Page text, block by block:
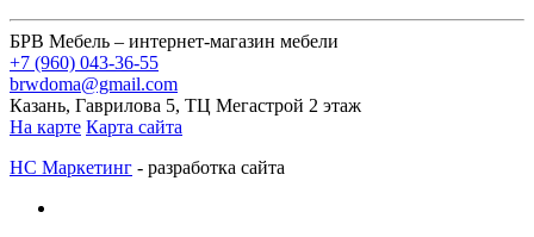
БРВ Мебель – интернет-магазин мебели
+7 (960) 043-36-55
brwdoma@gmail.com
Казань, Гаврилова 5, ТЦ Мегастрой 2 этаж
На карте Карта сайта
НС Маркетинг - разработка сайта